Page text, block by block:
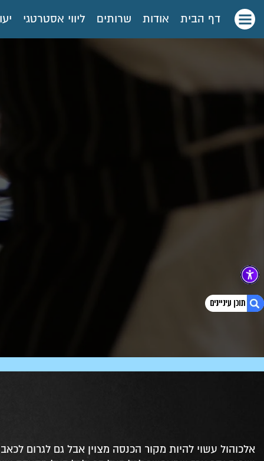
8. השארו את הפרטים ונחזור אליכם בהקדם
דף הבית אודות שרותים ליווי אסטרטגי
אלכוהול עשוי להיות מקור הכנסה מצוין אבל גם לגרום